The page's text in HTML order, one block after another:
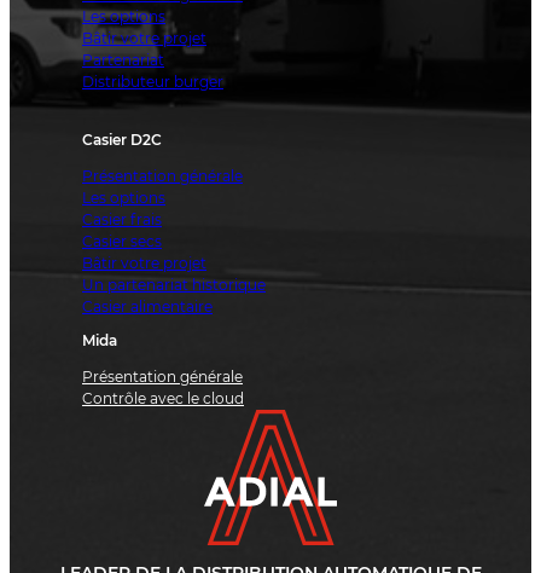
Les options
Bâtir votre projet
Partenariat
Distributeur burger
Casier D2C
Présentation générale
Les options
Casier frais
Casier secs
Bâtir votre projet
Un partenariat historique
Casier alimentaire
Mida
Présentation générale
Contrôle avec le cloud